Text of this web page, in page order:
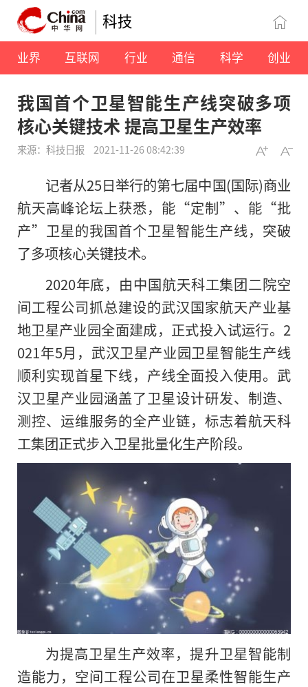
科技
业界 互联网 行业 通信 科学 创业
我国首个卫星智能生产线突破多项
核心关键技术 提高卫星生产效率
来源：科技日报 2021-11-26 08:42:39
记者从25日举行的第七届中国(国际)商业
航天高峰论坛上获悉，能“定制”、能“批
产”卫星的我国首个卫星智能生产线，突破
了多项核心关键技术。
2020年底，由中国航天科工集团二院空
间工程公司抓总建设的武汉国家航天产业基
地卫星产业园全面建成，正式投入试运行。2
021年5月，武汉卫星产业园卫星智能生产线
顺利实现首星下线，产线全面投入使用。武
汉卫星产业园涵盖了卫星设计研发、制造、
测控、运维服务的全产业链，标志着航天科
工集团正式步入卫星批量化生产阶段。
为提高卫星生产效率，提升卫星智能制
造能力，空间工程公司在卫星柔性智能生产